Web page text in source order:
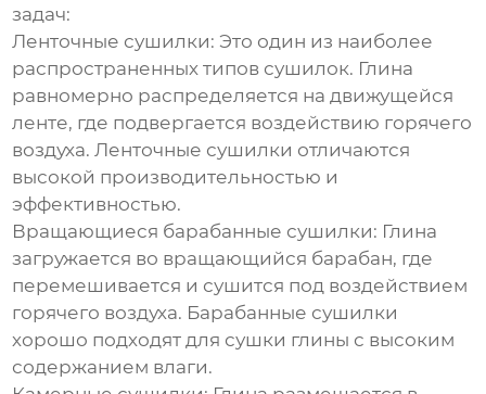
задач:
Ленточные сушилки: Это один из наиболее
распространенных типов сушилок. Глина
равномерно распределяется на движущейся
ленте, где подвергается воздействию горячего
воздуха. Ленточные сушилки отличаются
высокой производительностью и
эффективностью.
Вращающиеся барабанные сушилки: Глина
загружается во вращающийся барабан, где
перемешивается и сушится под воздействием
горячего воздуха. Барабанные сушилки
хорошо подходят для сушки глины с высоким
содержанием влаги.